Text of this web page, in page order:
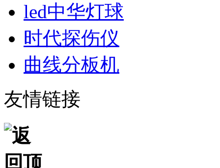
led中华灯球
时代探伤仪
曲线分板机
友情链接